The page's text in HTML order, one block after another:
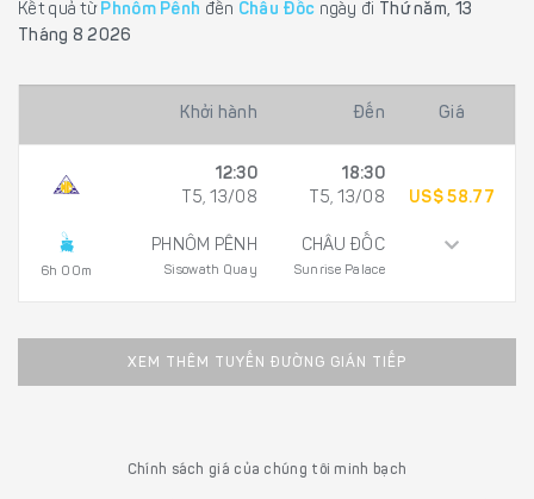
Kết quả từ Phnôm Pênh đến Châu Đốc ngày đi
Thứ năm, 13
Tháng 8 2026
Khởi hành Đến Giá
6h 00m
12:30
T5, 13/08
PHNÔM PÊNH
Sisowath Quay
18:30
T5, 13/08
CHÂU ĐỐC
Sunrise Palace
US$ 58.77
XEM THÊM TUYẾN ĐƯỜNG GIÁN TIẾP
Chính sách giá của chúng tôi minh bạch